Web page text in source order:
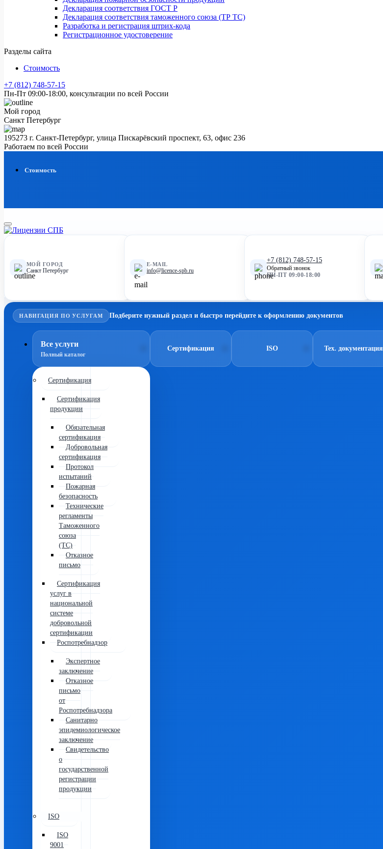
Декларация соответствия ГОСТ Р
Декларация соответствия таможенного союза (ТР ТС)
Разработка и регистрация штрих-кода
Регистрационное удостоверение
Разделы сайта
Стоимость
+7 (812) 748-57-15
Пн-Пт 09:00-18:00, консультации по всей России
Мой город
Санкт Петербург
195273 г. Санкт-Петербург, улица Пискарёвский проспект, 63, офис 236
Работаем по всей России
Стоимость
МОЙ ГОРОД
Санкт Петербург
E-MAIL
info@licence-spb.ru
+7 (812) 748-57-15
Обратный звонок
ПН-ПТ 09:00-18:00
НАВИГАЦИЯ ПО УСЛУГАМ Подберите нужный раздел и быстро перейдите к оформлению документов
Все услуги
Полный каталог
Сертификация
Сертификация
продукции
Обязательная
сертификация
Добровольная
сертификация
Протокол
испытаний
Пожарная
безопасность
Технические
регламенты
Таможенного
союза
(ТС)
Отказное
письмо
Сертификация
услуг в
национальной
системе
добровольной
сертификации
Роспотребнадзор
Экспертное
заключение
Отказное
письмо
от
Роспотребнадзора
Санитарно
эпидемиологическое
заключение
Свидетельство
о
государственной
регистрации
продукции
ISO
ISO
9001
Сертификация ISO Тех. документация